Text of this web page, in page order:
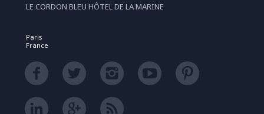
LE CORDON BLEU HÔTEL DE LA MARINE
Paris
France